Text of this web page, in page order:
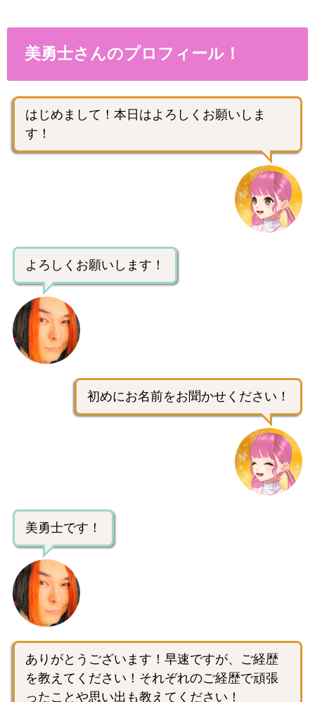
美勇士さんのプロフィール！
はじめまして！本日はよろしくお願いしま
す！
よろしくお願いします！
初めにお名前をお聞かせください！
美勇士です！
ありがとうございます！早速ですが、ご経歴
を教えてください！それぞれのご経歴で頑張
ったことや思い出も教えてください！